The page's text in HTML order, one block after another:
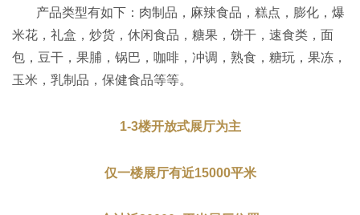
产品类型有如下：肉制品，麻辣食品，糕点，膨化，爆
米花，礼盒，炒货，休闲食品，糖果，饼干，速食类，面
包，豆干，果脯，锅巴，咖啡，冲调，熟食，糖玩，果冻，
玉米，乳制品，保健食品等等。
1-3楼开放式展厅为主
仅一楼展厅有近15000平米